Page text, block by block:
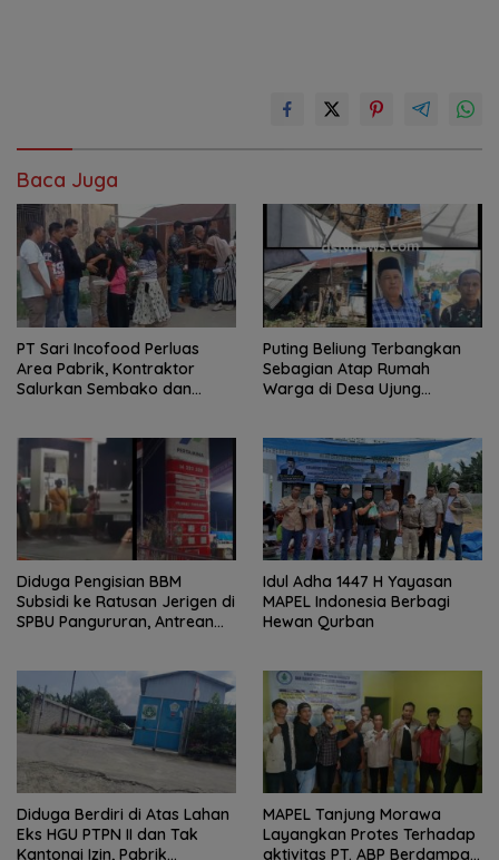
Baca Juga
PT Sari Incofood Perluas
Area Pabrik, Kontraktor
Salurkan Sembako dan
Puting Beliung Terbangkan
Sebagian Atap Rumah
Warga di Desa Ujung
Bantuan
Diduga Pengisian BBM
Subsidi ke Ratusan Jerigen di
SPBU Pangururan, Antrean
Idul Adha 1447 H Yayasan
MAPEL Indonesia Berbagi
Hewan Qurban
Diduga Berdiri di Atas Lahan
Eks HGU PTPN II dan Tak
Kantongi Izin, Pabrik
MAPEL Tanjung Morawa
Layangkan Protes Terhadap
aktivitas PT. ABP Berdampak